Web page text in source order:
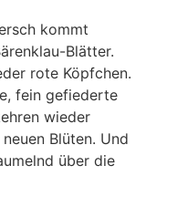
kommt
Blätter.
rote Köpfchen.
fein gefiederte
wieder
Blüten. Und
über die